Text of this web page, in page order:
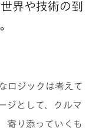
界や技術の到
ロジックは考えて
ジとして、クルマ
寄り添っていくも